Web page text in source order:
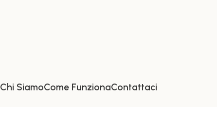
Chi SiamoCome FunzionaContattaci